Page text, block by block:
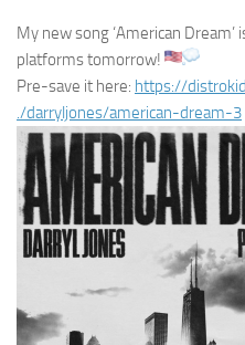
My new song ‘American
platforms tomorrow!
Pre-save it here: https://
./darryljones/american-dream-3